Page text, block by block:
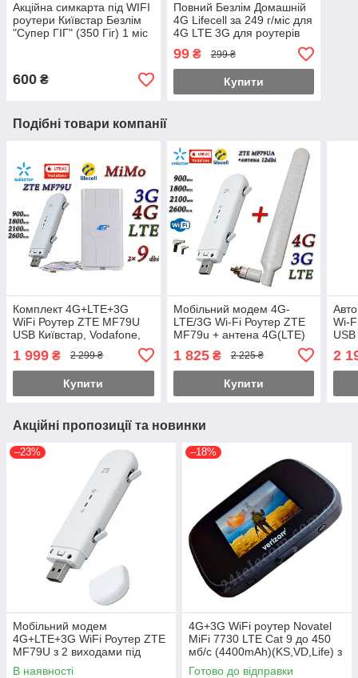
Акційна симкарта під WIFI
роутери Київстар Безлім
"Супер ГІГ" (350 Гіг) 1 міс
600 ₴
Повний Безлім Домашній
4G Lifecell за 249 г/міс для
4G LTE 3G для роутерів
швидкості!
99₴ 299 ₴
Купити
Подібні товари компанії
Комплект 4G+LTE+3G
WiFi Роутер ZTE MF79U
USB Київстар, Vodafone,
Lifecell з антеною MIMO
2×9dbi
1 999 ₴ 2 299 ₴
Купити
Мобільний модем 4G-
LTE/3G Wi-Fi Роутер ZTE
MF79u + антена 4G(LTE)
(укр+рос меню)
1 825₴ 2 225 ₴
Купити
Wi-
×
2
Акційні пропозиції та новинки
–23%
Мобільний модем
4G+LTE+3G WiFi Роутер ZTE
MF79U з 2 виходами під
антену MIMO
В наявності
–18%
4G+3G WiFi роутер Novatel
MiFi 7730 LTE Cat 9 до 450
мб/с (4400mAh)(KS,VD,Life) з
2 вих.ант. меню
Готово до відправки